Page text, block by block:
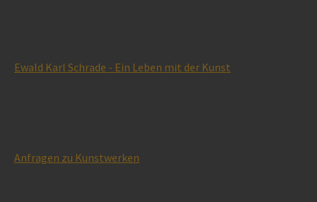
Ewald Karl Schrade - Ein Leben mit der Kunst
Anfragen zu Kunstwerken